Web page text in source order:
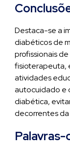
Destaca-se a
diabéticos de
profissionais
fisioterapeuta,
atividades
autocuidado e
diabética,
decorrentes
Palavras-